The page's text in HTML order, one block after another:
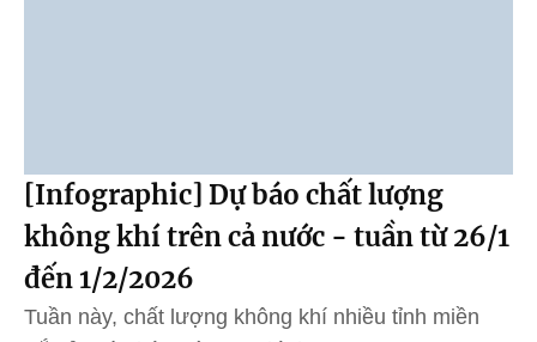
[Infographic] Dự báo chất lượng
không khí trên cả nước - tuần từ 26/1
đến 1/2/2026
Tuần này, chất lượng không khí nhiều tỉnh miền